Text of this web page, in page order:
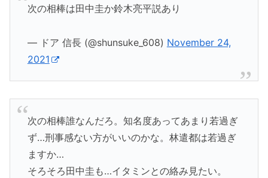
次の相棒は田中圭か鈴木亮平説あり
— ドア 信長 (@shunsuke_608) November 24,
2021
次の相棒誰なんだろ。知名度あってあまり若過ぎ
ず…刑事感ない方がいいのかな。林遣都は若過ぎ
ますか…
そろそろ田中圭も…イタミンとの絡み見たい。